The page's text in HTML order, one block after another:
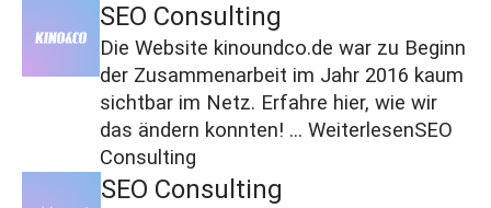
SEO Consulting
Die Website kinoundco.de war zu Beginn
der Zusammenarbeit im Jahr 2016 kaum
sichtbar im Netz. Erfahre hier, wie wir
das ändern konnten! ... WeiterlesenSEO
Consulting
SEO Consulting